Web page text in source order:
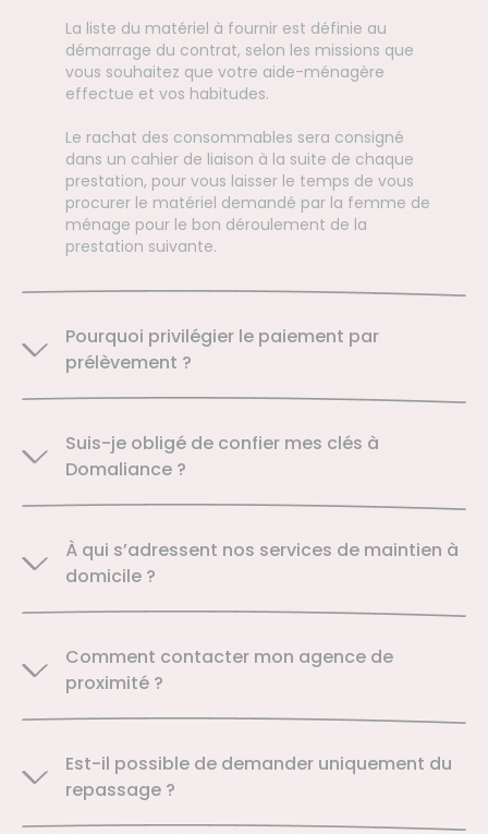
La liste du matériel à fournir est définie au
démarrage du contrat, selon les missions que
vous souhaitez que votre aide-ménagère
effectue et vos habitudes.
Le rachat des consommables sera consigné
dans un cahier de liaison à la suite de chaque
prestation, pour vous laisser le temps de vous
procurer le matériel demandé par la femme de
ménage pour le bon déroulement de la
prestation suivante.
Pourquoi privilégier le paiement par
prélèvement ?
Suis-je obligé de confier mes clés à
Domaliance ?
À qui s’adressent nos services de maintien à
domicile ?
Comment contacter mon agence de
proximité ?
Est-il possible de demander uniquement du
repassage ?